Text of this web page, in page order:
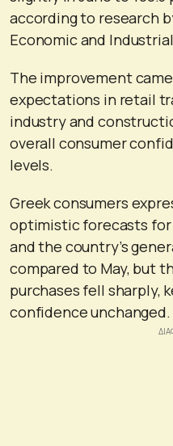
according to research
Economic and
The improvement
expectations in retail
industry and
overall consumer
levels.
Greek consumers
optimistic forecasts
and the country’s
compared to May, but
purchases fell sharply,
confidence unchanged.